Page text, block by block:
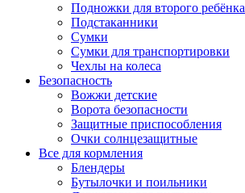
Подножки для второго ребёнка
Подстаканники
Сумки
Сумки для транспортировки
Чехлы на колеса
Безопасность
Вожжи детские
Ворота безопасности
Защитные приспособления
Очки солнцезащитные
Все для кормления
Блендеры
Бутылочки и поильники